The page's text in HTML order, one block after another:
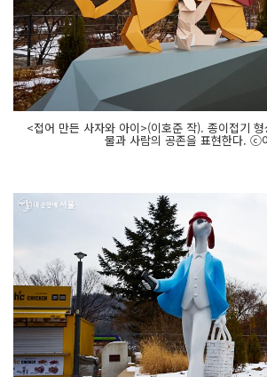
<접어 만든 사자와 아이>(이호준 작). 종이접기
물과 사람의 공존을 표현한다. ⓒ